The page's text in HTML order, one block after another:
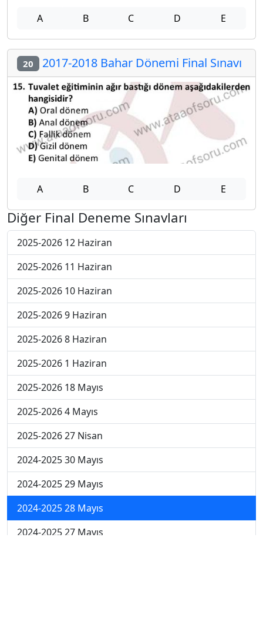
A B C D E
20 2017-2018 Bahar Dönemi Final Sınavı
A B C D E
Diğer Final Deneme Sınavları
2025-2026 12 Haziran
2025-2026 11 Haziran
2025-2026 10 Haziran
2025-2026 9 Haziran
2025-2026 8 Haziran
2025-2026 1 Haziran
2025-2026 18 Mayıs
2025-2026 4 Mayıs
2025-2026 27 Nisan
2024-2025 30 Mayıs
2024-2025 29 Mayıs
2024-2025 28 Mayıs
2024-2025 27 Mayıs